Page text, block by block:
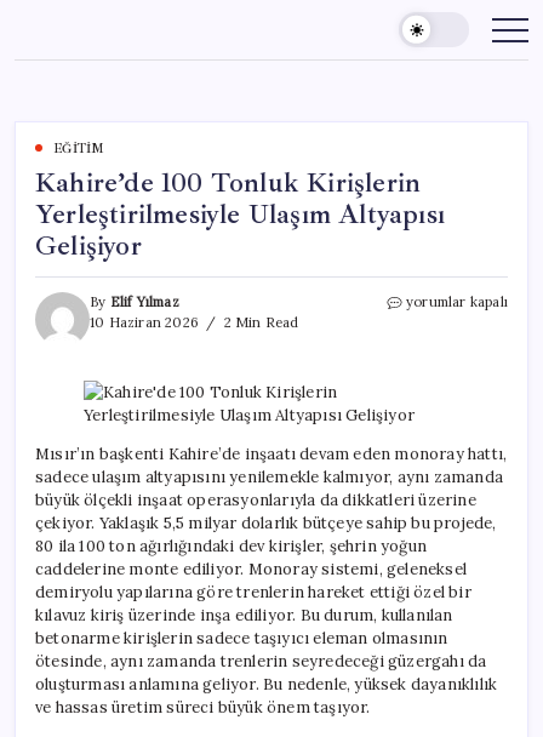
content
EĞITIM
Kahire’de 100 Tonluk Kirişlerin
Yerleştirilmesiyle Ulaşım Altyapısı
Gelişiyor
By Elif Yılmaz
10 Haziran 2026
2 Min Read
Kahire’de
Altyapısı
için
yorumlar kapalı
Mısır’ın başkenti Kahire’de inşaatı devam eden monoray hattı,
sadece ulaşım altyapısını yenilemekle kalmıyor, aynı zamanda
büyük ölçekli inşaat operasyonlarıyla da dikkatleri üzerine
çekiyor. Yaklaşık 5,5 milyar dolarlık bütçeye sahip bu projede,
80 ila 100 ton ağırlığındaki dev kirişler, şehrin yoğun
caddelerine monte ediliyor. Monoray sistemi, geleneksel
demiryolu yapılarına göre trenlerin hareket ettiği özel bir
kılavuz kiriş üzerinde inşa ediliyor. Bu durum, kullanılan
betonarme kirişlerin sadece taşıyıcı eleman olmasının
ötesinde, aynı zamanda trenlerin seyredeceği güzergahı da
oluşturması anlamına geliyor. Bu nedenle, yüksek dayanıklılık
ve hassas üretim süreci büyük önem taşıyor.